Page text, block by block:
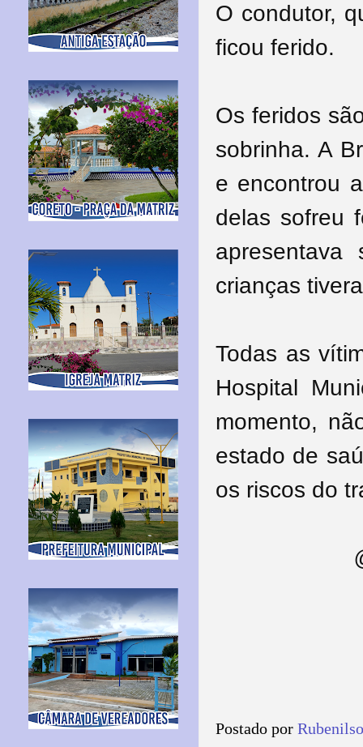
O condutor,
ficou ferido.
Os feridos
sobrinha. A
e encontrou
delas sofreu
crianças
Todas as
Hospital
momento,
estado de
os riscos do
Postado por